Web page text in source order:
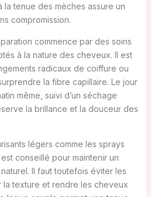
la tenue des mèches assure un
compromission.
commence par des soins
à la nature des cheveux. Il est
radicaux de coiffure ou
la fibre capillaire. Le jour
même, suivi d’un séchage
la brillance et la douceur des
légers comme les sprays
conseillé pour maintenir un
Il faut toutefois éviter les
texture et rendre les cheveux